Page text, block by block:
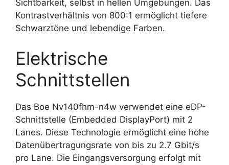
Sichtbarkeit, selbst in hellen Umgebungen. Das
Kontrastverhältnis von 800:1 ermöglicht tiefere
Schwarztöne und lebendige Farben.
Elektrische
Schnittstellen
Das Boe Nv140fhm-n4w verwendet eine eDP-
Schnittstelle (Embedded DisplayPort) mit 2
Lanes. Diese Technologie ermöglicht eine hohe
Datenübertragungsrate von bis zu 2.7 Gbit/s
pro Lane. Die Eingangsversorgung erfolgt mit